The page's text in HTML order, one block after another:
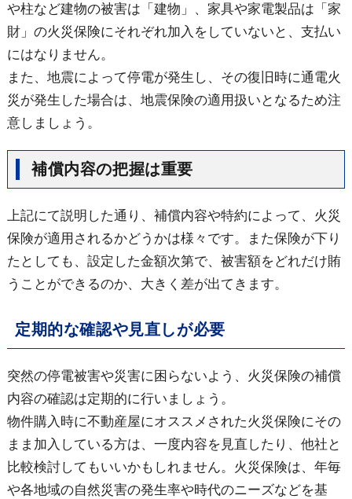
や柱など建物の被害は「建物」、家具や家電製品は「家
財」の火災保険にそれぞれ加入をしていないと、支払い
にはなりません。
また、地震によって停電が発生し、その復旧時に通電火
災が発生した場合は、地震保険の適用扱いとなるため注
意しましょう。
補償内容の把握は重要
上記にて説明した通り、補償内容や特約によって、火災
保険が適用されるかどうかは様々です。また保険が下り
たとしても、設定した金額次第で、被害額をどれだけ賄
うことができるのか、大きく差が出てきます。
定期的な確認や見直しが必要
突然の停電被害や災害に困らないよう、火災保険の補償
内容の確認は定期的に行いましょう。
物件購入時に不動産屋にオススメされた火災保険にその
まま加入している方は、一度内容を見直したり、他社と
比較検討してもいいかもしれません。火災保険は、年毎
や各地域の自然災害の発生率や時代のニーズなどを基